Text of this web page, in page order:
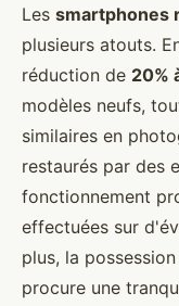
Les smartphones
plusieurs atouts.
réduction de 20%
modèles neufs,
similaires en
restaurés par des
fonctionnement
effectuées sur
plus, la
procure une